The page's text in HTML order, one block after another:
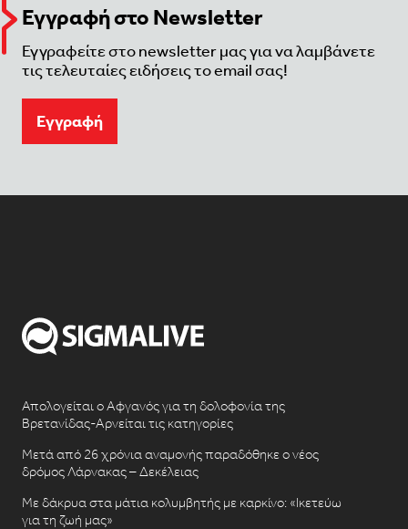
Εγγραφή στο Newsletter
Εγγραφείτε στο newsletter μας για να λαμβάνετε
τις τελευταίες ειδήσεις το email σας!
Eγγραφή
Απολογείται ο Αφγανός για τη δολοφονία της
Βρετανίδας-Αρνείται τις κατηγορίες
Μετά από 26 χρόνια αναμονής παραδόθηκε ο νέος
δρόμος Λάρνακας – Δεκέλειας
Με δάκρυα στα μάτια κολυμβητής με καρκίνο: «Ικετεύω
για τη ζωή μας»